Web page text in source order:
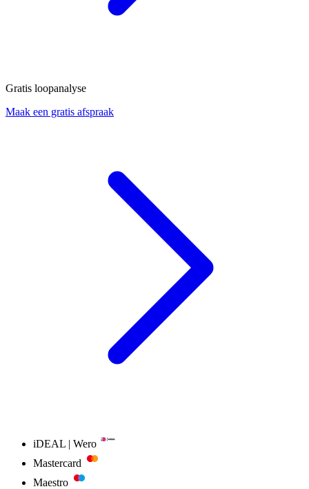
Gratis loopanalyse
Maak een gratis afspraak
iDEAL | Wero
Mastercard
Maestro